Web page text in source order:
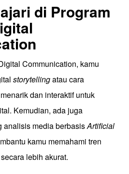
di Program
Communication, kamu
storytellingatau cara
dan interaktif untuk
Kemudian, ada juga
analisis media berbasisArtificial
kamu memahami tren
lebih akurat.